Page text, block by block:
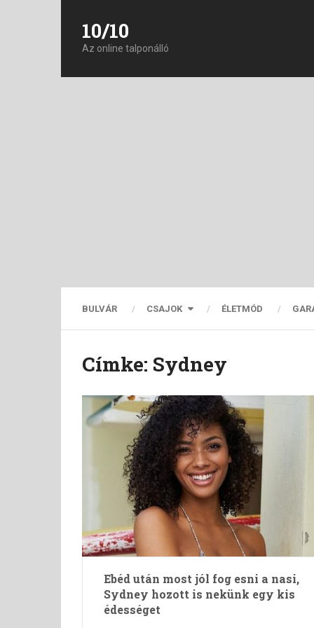
10/10
Az online talponálló
BULVÁR CSAJOK ÉLETMÓD
Címke: Sydney
Ebéd után most jól fog esni a nasi,
Sydney hozott is nekünk egy kis
édességet